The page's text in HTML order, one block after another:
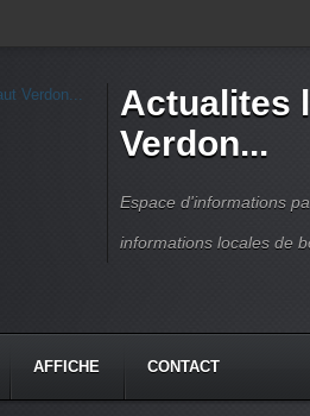
Actualites
Verdon...
Espace d'informations
informations locales de
AFFICHE CONTACT